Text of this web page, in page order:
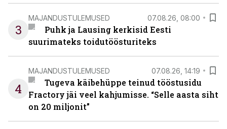
3
MAJANDUSTULEMUSED 07.08.26, 08:00
Puhk ja Lausing kerkisid Eesti
suurimateks toidutöösturiteks
4
MAJANDUSTULEMUSED 07.08.26, 14:19
Tugeva käibehüppe teinud tööstusidu
Fractory jäi veel kahjumisse. “Selle aasta siht
on 20 miljonit”